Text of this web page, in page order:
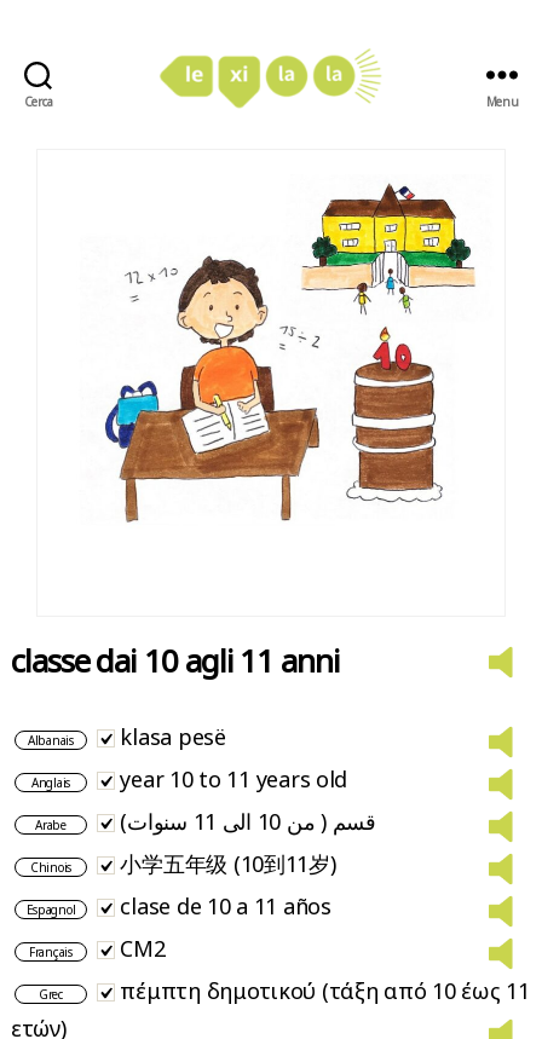
Cerca Menu
classe dai 10 agli 11 anni
Albanais klasa pesë
Anglais year 10 to 11 years old
Arabe قسم ( من 10 الى 11 سنوات)
Chinois 小学五年级 (10到11岁)
Espagnol clase de 10 a 11 años
Français CM2
Grec
πέμπτη δημοτικού (τάξη από 10 έως 11
ετών)